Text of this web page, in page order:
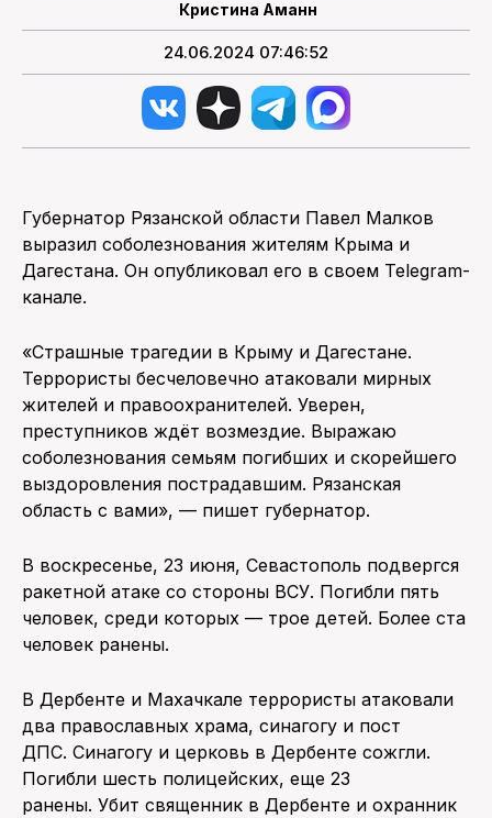
Кристина Аманн
24.06.2024 07:46:52
Губернатор Рязанской области Павел Малков
выразил соболезнования жителям Крыма и
Дагестана. Он опубликовал его в своем Telegram-
канале.
«Страшные трагедии в Крыму и Дагестане.
Террористы бесчеловечно атаковали мирных
жителей и правоохранителей. Уверен,
преступников ждёт возмездие. Выражаю
соболезнования семьям погибших и скорейшего
выздоровления пострадавшим. Рязанская
область с вами», — пишет губернатор.
В воскресенье, 23 июня, Севастополь подвергся
ракетной атаке со стороны ВСУ. Погибли пять
человек, среди которых — трое детей. Более ста
человек ранены.
В Дербенте и Махачкале террористы атаковали
два православных храма, синагогу и пост
ДПС. Синагогу и церковь в Дербенте сожгли.
Погибли шесть полицейских, еще 23
ранены. Убит священник в Дербенте и охранник